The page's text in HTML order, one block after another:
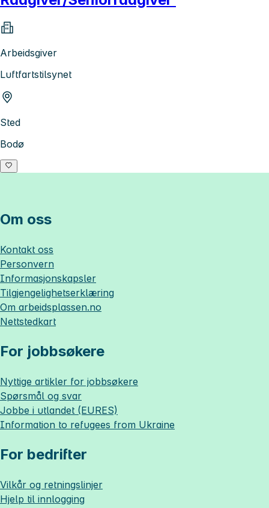
Arbeidsgiver
Luftfartstilsynet
Sted
Bodø
Om oss
Kontakt oss
Personvern
Informasjonskapsler
Tilgjengelighetserklæring
Om arbeidsplassen.no
Nettstedkart
For jobbsøkere
Nyttige artikler for jobbsøkere
Spørsmål og svar
Jobbe i utlandet (EURES)
Information to refugees from Ukraine
For bedrifter
Vilkår og retningslinjer
Hjelp til innlogging